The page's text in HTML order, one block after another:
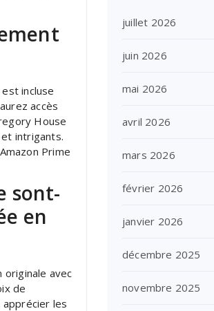
incluse
accès
House
intrigants.
Prime
sont-
en
originale avec
de
apprécier les
juillet 2026
juin 2026
mai 2026
avril 2026
mars 2026
février 2026
janvier 2026
décembre 2025
novembre 2025